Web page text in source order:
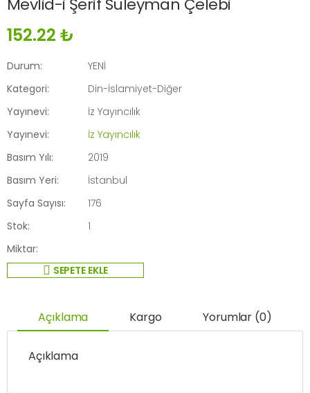
Mevlid-i Şerif Süleyman Çelebi
152.22 ₺
Durum:
YENİ
Kategori:
Din-İslamiyet-Diğer
Yayınevi:
İz Yayıncılık
Yayınevi:
İz Yayıncılık
Basım Yılı:
2019
Basım Yeri:
İstanbul
Sayfa Sayısı:
176
Stok:
1
Miktar:
SEPETE EKLE
Açıklama Kargo Yorumlar (0)
Açıklama